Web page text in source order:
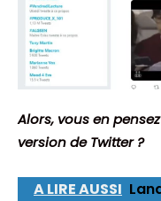
Alors, vous en
version de Twitter ?
A LIRE AUSSI